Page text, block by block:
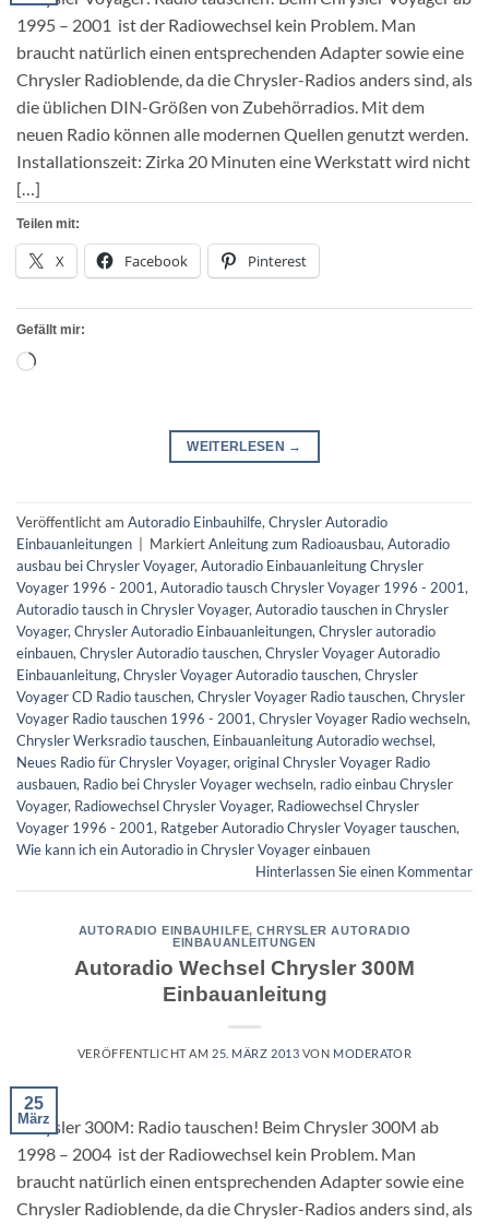
1995 – 2001 ist der Radiowechsel kein Problem. Man
braucht natürlich einen entsprechenden Adapter sowie eine
Chrysler Radioblende, da die Chrysler-Radios anders sind, als
die üblichen DIN-Größen von Zubehörradios. Mit dem
neuen Radio können alle modernen Quellen genutzt werden.
Installationszeit: Zirka 20 Minuten eine Werkstatt wird nicht
[…]
Teilen mit:
X Facebook Pinterest
Gefällt mir:
Wird
WEITERLESEN →
Veröffentlicht am Autoradio Einbauhilfe, Chrysler Autoradio
Einbauanleitungen
MarkiertAnleitung zum Radioausbau, Autoradio
ausbau bei Chrysler Voyager, Autoradio Einbauanleitung Chrysler
Voyager 1996 - 2001, Autoradio tausch Chrysler Voyager 1996 - 2001,
Autoradio tausch in Chrysler Voyager, Autoradio tauschen in Chrysler
Voyager, Chrysler Autoradio Einbauanleitungen, Chrysler autoradio
einbauen, Chrysler Autoradio tauschen, Chrysler Voyager Autoradio
Einbauanleitung, Chrysler Voyager Autoradio tauschen, Chrysler
Voyager CD Radio tauschen, Chrysler Voyager Radio tauschen, Chrysler
Voyager Radio tauschen 1996 - 2001, Chrysler Voyager Radio wechseln,
Chrysler Werksradio tauschen, Einbauanleitung Autoradio wechsel,
Neues Radio für Chrysler Voyager, original Chrysler Voyager Radio
ausbauen, Radio bei Chrysler Voyager wechseln, radio einbau Chrysler
Voyager, Radiowechsel Chrysler Voyager, Radiowechsel Chrysler
Voyager 1996 - 2001, Ratgeber Autoradio Chrysler Voyager tauschen,
Wie kann ich ein Autoradio in Chrysler Voyager einbauen
Hinterlassen Sie einen Kommentar
AUTORADIO EINBAUHILFE,CHRYSLER AUTORADIO
EINBAUANLEITUNGEN
Autoradio Wechsel Chrysler 300M
Einbauanleitung
VERÖFFENTLICHT AM 25. MÄRZ 2013 VON MODERATOR
25
März
Chrysler 300M: Radio tauschen! Beim Chrysler 300M ab
1998 – 2004 ist der Radiowechsel kein Problem. Man
braucht natürlich einen entsprechenden Adapter sowie eine
Chrysler Radioblende, da die Chrysler-Radios anders sind, als